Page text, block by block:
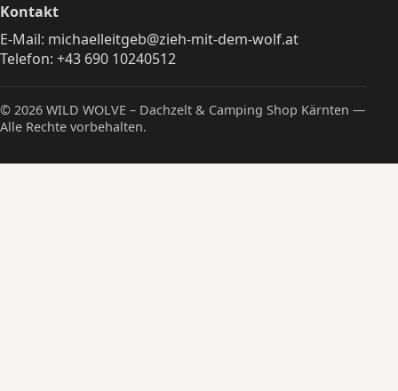
Kontakt
E-Mail: michaelleitgeb@zieh-mit-dem-wolf.at
Telefon: +43 690 10240512
© 2026 WILD WOLVE – Dachzelt & Camping Shop Kärnten —
Alle Rechte vorbehalten.